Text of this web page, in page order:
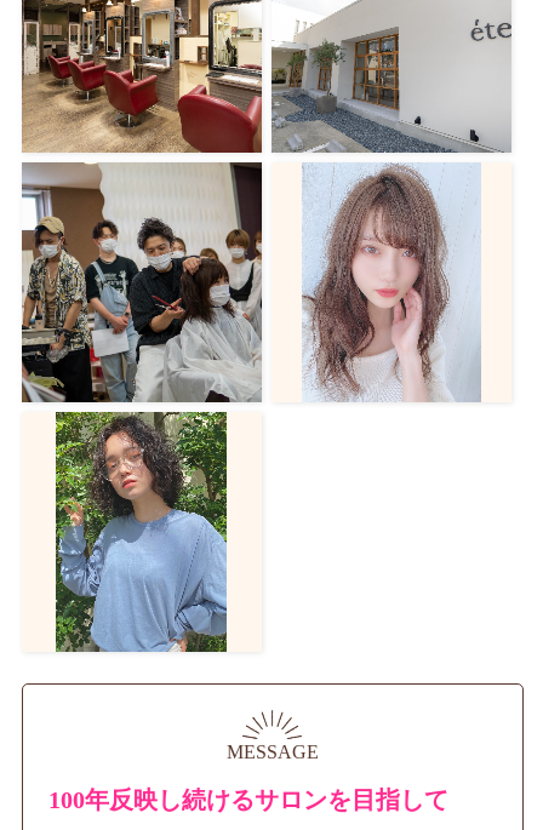
MESSAGE
100年反映し続けるサロンを目指して